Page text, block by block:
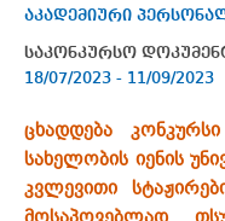
აკადემიური
საკონკურსო
18/07/2023 - 11/09/2023
ცხადდება
სახელობის იენის
კვლევითი